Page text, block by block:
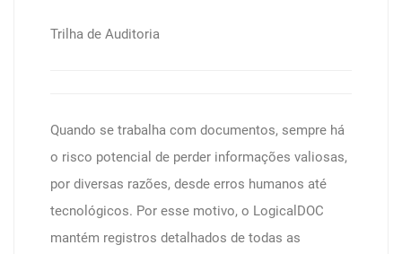
Trilha de Auditoria
Quando se trabalha com documentos, sempre há
o risco potencial de perder informações valiosas,
por diversas razões, desde erros humanos até
tecnológicos. Por esse motivo, o LogicalDOC
mantém registros detalhados de todas as